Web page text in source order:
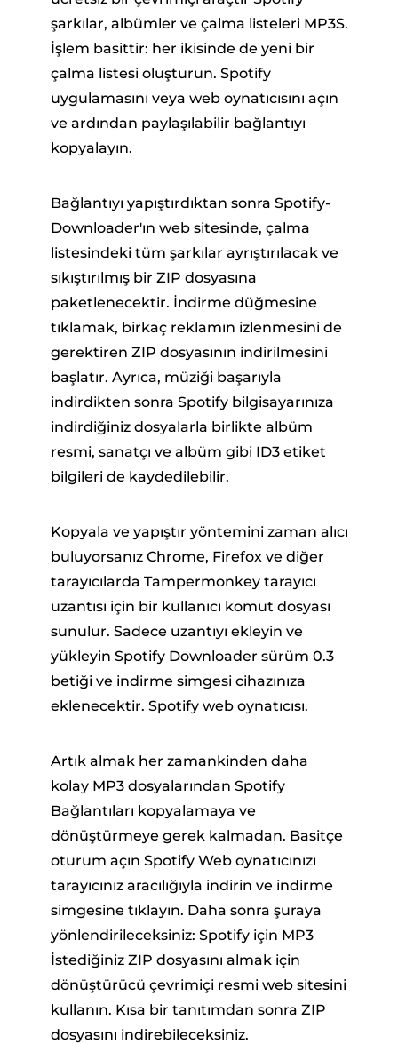
şarkılar, albümler ve çalma listeleri MP3S.
İşlem basittir: her ikisinde de yeni bir
çalma listesi oluşturun. Spotify
uygulamasını veya web oynatıcısını açın
ve ardından paylaşılabilir bağlantıyı
kopyalayın.
Bağlantıyı yapıştırdıktan sonra Spotify-
Downloader'ın web sitesinde, çalma
listesindeki tüm şarkılar ayrıştırılacak ve
sıkıştırılmış bir ZIP dosyasına
paketlenecektir. İndirme düğmesine
tıklamak, birkaç reklamın izlenmesini de
gerektiren ZIP dosyasının indirilmesini
başlatır. Ayrıca, müziği başarıyla
indirdikten sonra Spotify bilgisayarınıza
indirdiğiniz dosyalarla birlikte albüm
resmi, sanatçı ve albüm gibi ID3 etiket
bilgileri de kaydedilebilir.
Kopyala ve yapıştır yöntemini zaman alıcı
buluyorsanız Chrome, Firefox ve diğer
tarayıcılarda Tampermonkey tarayıcı
uzantısı için bir kullanıcı komut dosyası
sunulur. Sadece uzantıyı ekleyin ve
yükleyin Spotify Downloader sürüm 0.3
betiği ve indirme simgesi cihazınıza
eklenecektir. Spotify web oynatıcısı.
Artık almak her zamankinden daha
kolay MP3 dosyalarından Spotify
Bağlantıları kopyalamaya ve
dönüştürmeye gerek kalmadan. Basitçe
oturum açın Spotify Web oynatıcınızı
tarayıcınız aracılığıyla indirin ve indirme
simgesine tıklayın. Daha sonra şuraya
yönlendirileceksiniz: Spotify için MP3
İstediğiniz ZIP dosyasını almak için
dönüştürücü çevrimiçi resmi web sitesini
kullanın. Kısa bir tanıtımdan sonra ZIP
dosyasını indirebileceksiniz.